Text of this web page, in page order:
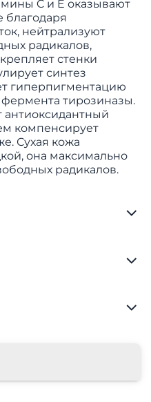
C и E оказывают
благодаря
нейтрализуют
радикалов,
стенки
синтез
гиперпигментацию
тирозиназы.
компенсирует
Сухая кожа
она максимально
радикалов.